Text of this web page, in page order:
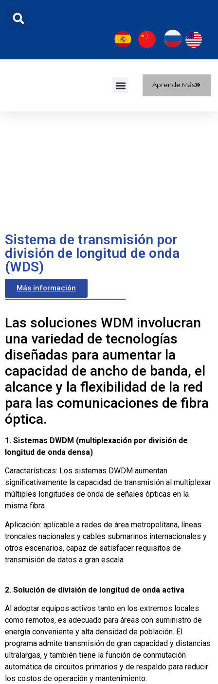
Aprende Más
Sistema de transmisión por
división de longitud de onda
(WDS)
Más información
Las soluciones WDM involucran
una variedad de tecnologías
diseñadas para aumentar la
capacidad de ancho de banda, el
alcance y la flexibilidad de la red
para las comunicaciones de fibra
óptica.
1. Sistemas DWDM (multiplexación por división de
longitud de onda densa)
Características: Los sistemas DWDM aumentan
significativamente la capacidad de transmisión al multiplexar
múltiples longitudes de onda de señales ópticas en la
misma fibra
Aplicación: aplicable a redes de área metropolitana, líneas
troncales nacionales y cables submarinos internacionales y
otros escenarios, capaz de satisfacer requisitos de
transmisión de datos a gran escala
2. Solución de división de longitud de onda activa
Al adoptar equipos activos tanto en los extremos locales
como remotos, es adecuado para áreas con suministro de
energía conveniente y alta densidad de población. El
programa admite transmisión de gran capacidad y distancias
ultralargas, y también tiene la función de conmutación
automática de circuitos primarios y de respaldo para reducir
los costos de operación y mantenimiento.